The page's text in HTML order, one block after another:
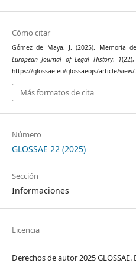
Cómo citar
Gómez de Maya, J. (2025). Memoria
European Journal of Legal History, 1
https://glossae.eu/glossaeojs/article/view/
Más formatos de cita
Número
GLOSSAE 22 (2025)
Sección
Informaciones
Licencia
Derechos de autor 2025